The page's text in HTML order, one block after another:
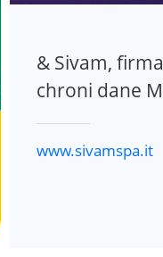
& Sivam,
chroni dane
www.sivamspa.it